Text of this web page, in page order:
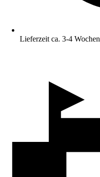
Lieferzeit ca. 3-4 Wochen